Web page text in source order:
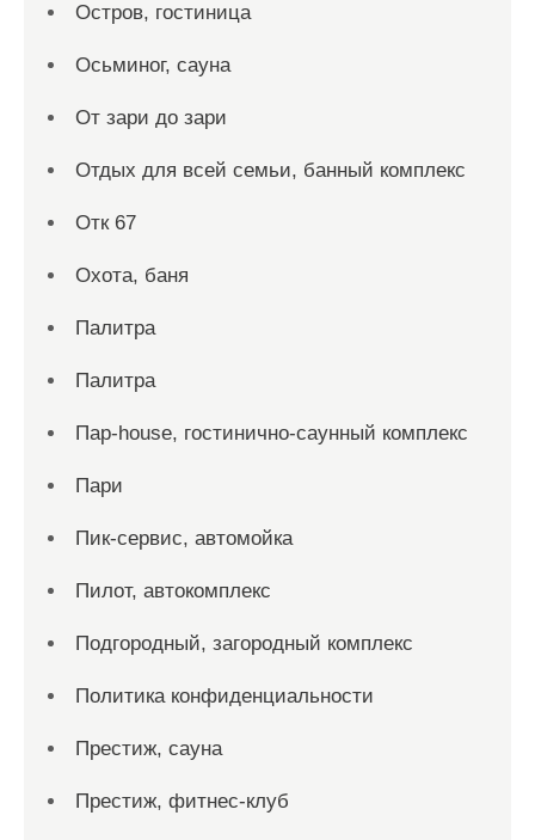
Остров, гостиница
Осьминог, сауна
От зари до зари
Отдых для всей семьи, банный комплекс
Отк 67
Охота, баня
Палитра
Палитра
Пар-house, гостинично-саунный комплекс
Пари
Пик-сервис, автомойка
Пилот, автокомплекс
Подгородный, загородный комплекс
Политика конфиденциальности
Престиж, сауна
Престиж, фитнес-клуб